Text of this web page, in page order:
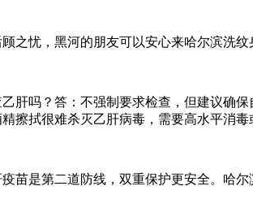
忧，黑河的朋友可以安心来哈尔滨洗纹
吗？答：不强制要求检查，但建议确
擦拭很难杀灭乙肝病毒，需要高水平消毒
是第二道防线，双重保护更安全。哈尔